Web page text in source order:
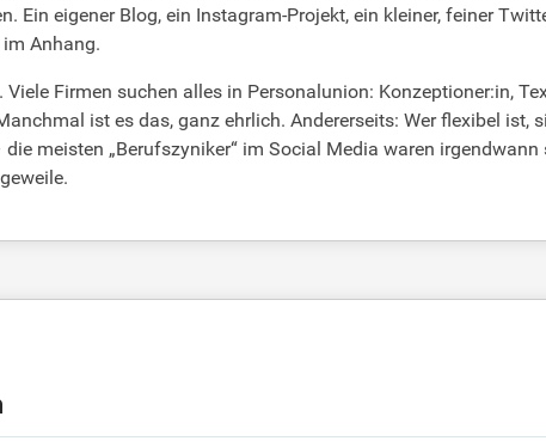
eigener Blog, ein Instagram-Projekt, ein kleiner, feiner
Anhang.
Firmen suchen alles in Personalunion: Konzeptioner:in,
ist es das, ganz ehrlich. Andererseits: Wer flexibel ist,
meisten „Berufszyniker“ im Social Media waren